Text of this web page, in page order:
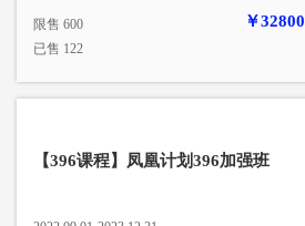
限售 600
已售 122
￥32800
【396课程】凤凰计划396加强班